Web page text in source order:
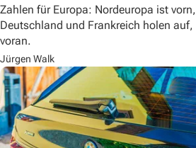
Zahlen für Europa: Nordeuropa ist
Deutschland und Frankreich holen
voran.
Jürgen Walk